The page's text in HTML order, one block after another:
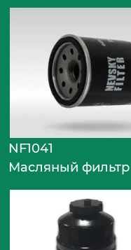
NF1041
Масляный фильтр